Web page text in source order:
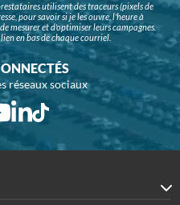
utilisent des traceurs (pixels de
pour savoir si je les ouvre, l'heure à
mesurer et d'optimiser leurs campagnes.
en bas de chaque courriel.
réseaux sociaux